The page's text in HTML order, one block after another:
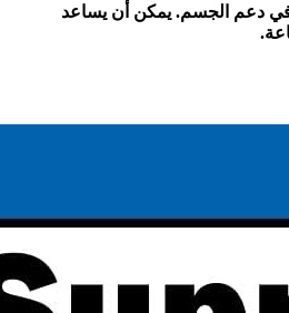
في دعم الجسم. يمكن أن يساعد